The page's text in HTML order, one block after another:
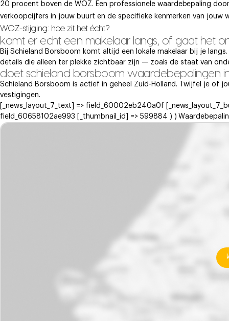
20 procent boven de WOZ. Een professionele waardebepaling
verkoopcijfers in jouw buurt en de specifieke kenmerken van jouw
WOZ-stijging: hoe zit het écht?
komt er echt een makelaar langs, of gaat het
Bij Schieland Borsboom komt altijd een lokale makelaar bij je
details die alleen ter plekke zichtbaar zijn — zoals de staat van
doet schieland borsboom waardebepalingen
Schieland Borsboom is actief in geheel Zuid-Holland. Twijfel je of
vestigingen.
[_news_layout_7_text] => field_60002eb240a0f
field_60658102ae993 [_thumbnail_id] => 599884 ) )